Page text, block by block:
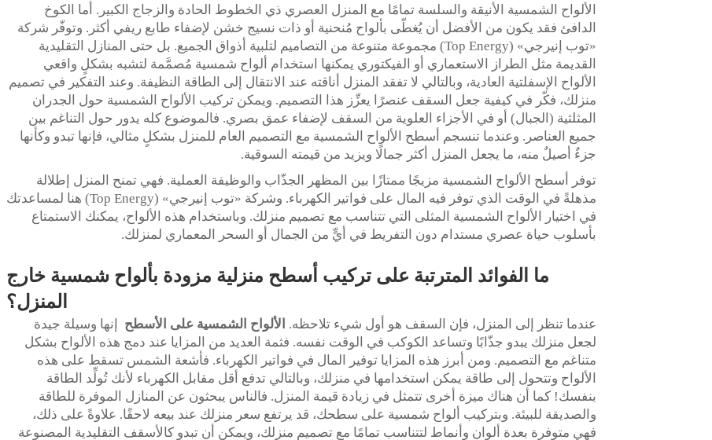
الألواح الشمسية الأنيقة والسلسة تمامًا مع المنزل العصري ذي الخطوط الحادة والزجاج الكبير. أما الكوخ
الدافئ فقد يكون من الأفضل أن يُغطّى بألواح مُنحنية أو ذات نسيج خشن لإضفاء طابع ريفي أكثر. وتوفّر شركة
«توب إنيرجي» (Top Energy) مجموعة متنوعة من التصاميم لتلبية أذواق الجميع. بل حتى المنازل التقليدية
القديمة مثل الطراز الاستعماري أو الفيكتوري يمكنها استخدام ألواح شمسية مُصمَّمة لتشبه بشكلٍ واقعي
الألواح الإسفلتية العادية، وبالتالي لا تفقد المنزل أناقته عند الانتقال إلى الطاقة النظيفة. وعند التفكير في تصميم
منزلك، فكّر في كيفية جعل السقف عنصرًا يعزِّز هذا التصميم. ويمكن تركيب الألواح الشمسية حول الجدران
المثلثية (الجبال) أو في الأجزاء العلوية من السقف لإضفاء عمق بصري. فالموضوع كله يدور حول التناغم بين
جميع العناصر. وعندما تنسجم أسطح الألواح الشمسية مع التصميم العام للمنزل بشكلٍ مثالي، فإنها تبدو وكأنها
جزءٌ أصيلٌ منه، ما يجعل المنزل أكثر جمالًا ويزيد من قيمته السوقية.
توفر أسطح الألواح الشمسية مزيجًا ممتازًا بين المظهر الجذّاب والوظيفة العملية. فهي تمنح المنزل إطلالة
مذهلةً في الوقت الذي توفر فيه المال على فواتير الكهرباء. وشركة «توب إنيرجي» (Top Energy) هنا لمساعدتك
في اختيار الألواح الشمسية المثلى التي تتناسب مع تصميم منزلك. وباستخدام هذه الألواح، يمكنك الاستمتاع
بأسلوب حياة عصري مستدام دون التفريط في أيٍّ من الجمال أو السحر المعماري لمنزلك.
ما الفوائد المترتبة على تركيب أسطح منزلية مزودة بألواح شمسية خارج
المنزل؟
عندما تنظر إلى المنزل، فإن السقف هو أول شيء تلاحظه. الألواح الشمسية على الأسطح
إنها وسيلة جيدة
لجعل منزلك يبدو جذّابًا وتساعد الكوكب في الوقت نفسه. فثمة العديد من المزايا عند دمج هذه الألواح بشكل
متناغم مع التصميم. ومن أبرز هذه المزايا توفير المال في فواتير الكهرباء. فأشعة الشمس تسقط على هذه
الألواح وتتحول إلى طاقة يمكن استخدامها في منزلك، وبالتالي تدفع أقل مقابل الكهرباء لأنك تُولِّد الطاقة
بنفسك! كما أن هناك ميزة أخرى تتمثل في زيادة قيمة المنزل. فالناس يبحثون عن المنازل الموفرة للطاقة
والصديقة للبيئة. وبتركيب ألواح شمسية على سطحك، قد يرتفع سعر منزلك عند بيعه لاحقًا. علاوةً على ذلك،
فهي متوفرة بعدة ألوان وأنماط لتتناسب تمامًا مع تصميم منزلك، ويمكن أن تبدو كالأسقف التقليدية المصنوعة